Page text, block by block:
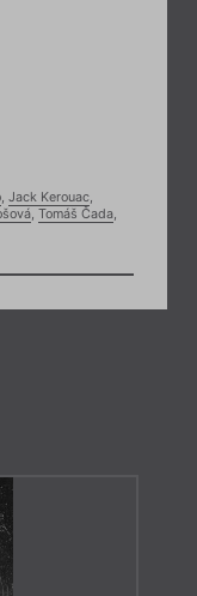
, Jack Kerouac,
, Tomáš Čada,